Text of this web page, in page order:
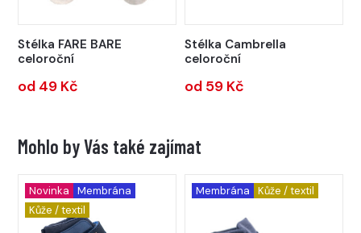
Stélka FARE BARE
celoroční
od 49 Kč
Stélka Cambrella
celoroční
od 59 Kč
Mohlo by Vás také zajímat
Novinka
Membrána
Kůže / textil
Membrána Kůže / textil